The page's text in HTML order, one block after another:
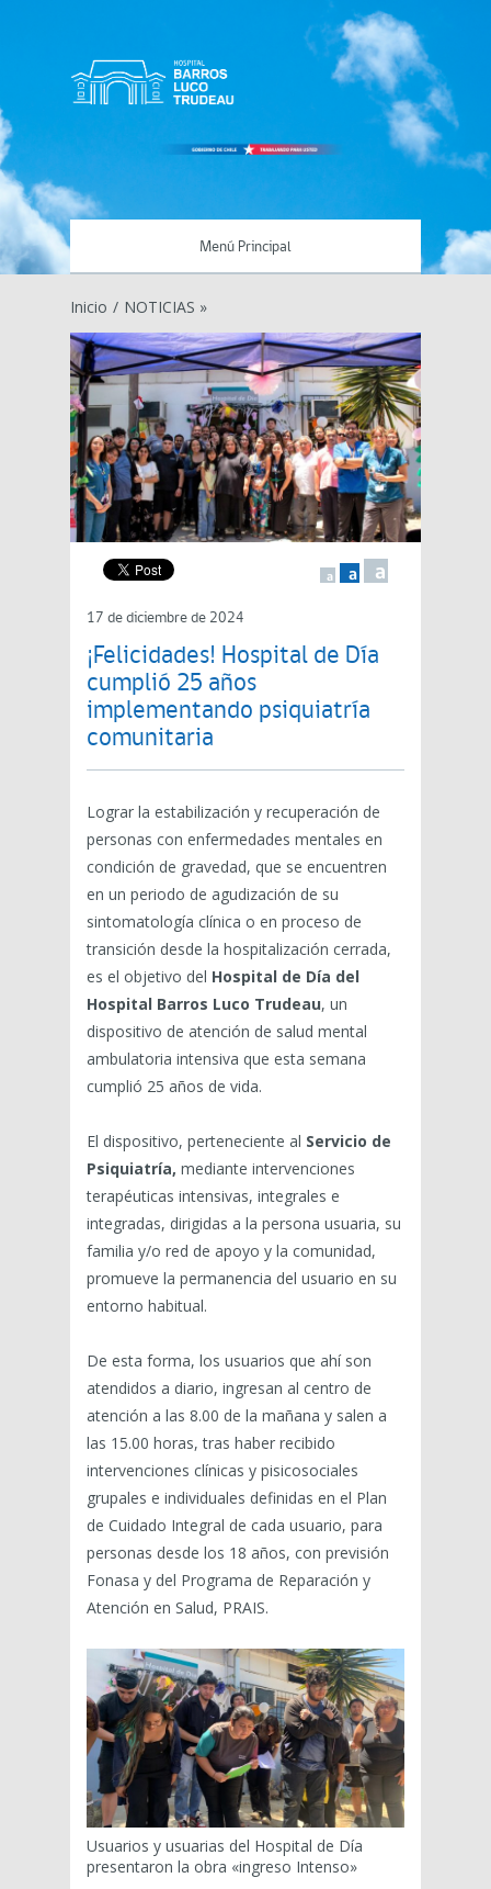
Menú Principal
Inicio / NOTICIAS »
a a a
17 de diciembre de 2024
¡Felicidades! Hospital de Día
cumplió 25 años
implementando psiquiatría
comunitaria
Lograr la estabilización y recuperación de
personas con enfermedades mentales en
condición de gravedad, que se encuentren
en un periodo de agudización de su
sintomatología clínica o en proceso de
transición desde la hospitalización cerrada,
es el objetivo del Hospital de Día del
Hospital Barros Luco Trudeau, un
dispositivo de atención de salud mental
ambulatoria intensiva que esta semana
cumplió 25 años de vida.
El dispositivo, perteneciente al Servicio de
Psiquiatría, mediante intervenciones
terapéuticas intensivas, integrales e
integradas, dirigidas a la persona usuaria, su
familia y/o red de apoyo y la comunidad,
promueve la permanencia del usuario en su
entorno habitual.
De esta forma, los usuarios que ahí son
atendidos a diario, ingresan al centro de
atención a las 8.00 de la mañana y salen a
las 15.00 horas, tras haber recibido
intervenciones clínicas y pisicosociales
grupales e individuales definidas en el Plan
de Cuidado Integral de cada usuario, para
personas desde los 18 años, con previsión
Fonasa y del Programa de Reparación y
Atención en Salud, PRAIS.
Usuarios y usuarias del Hospital de Día
presentaron la obra «ingreso Intenso»